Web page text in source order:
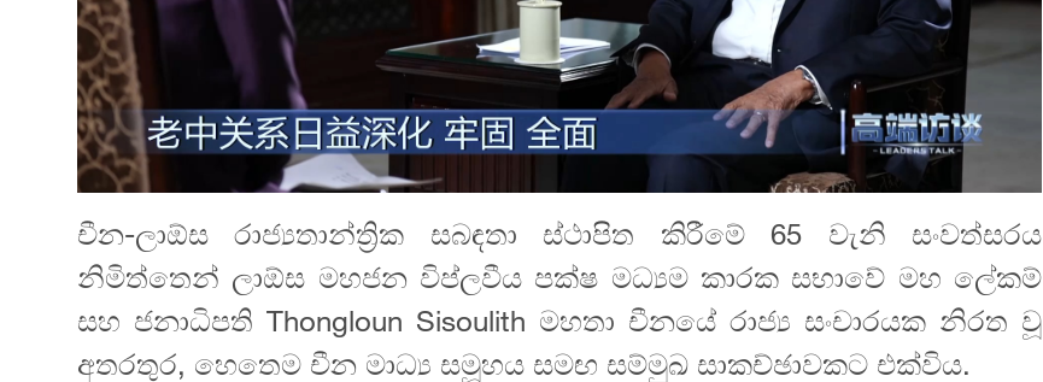
චීන-ලාඕස රාජ්‍යතාන්ත්‍රික සබඳතා ස්ථාපිත කිරීමේ 65 වැනි සංවත්සරය
නිමිත්තෙන් ලාඕස මහජන විප්ලවීය පක්ෂ මධ්‍යම කාරක සභාවේ මහ ලේකම්
සහ ජනාධිපති Thongloun Sisoulith මහතා චීනයේ රාජ්‍ය සංචාරයක නිරත වූ
අතරතුර, හෙතෙම චීන මාධ්‍ය සමූහය සමඟ සම්මුඛ සාකච්ඡාවකට එක්විය.